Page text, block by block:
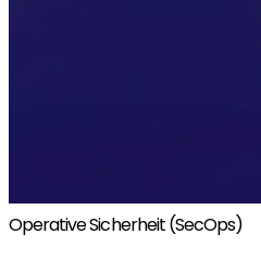
Operative Sicherheit (SecOps)